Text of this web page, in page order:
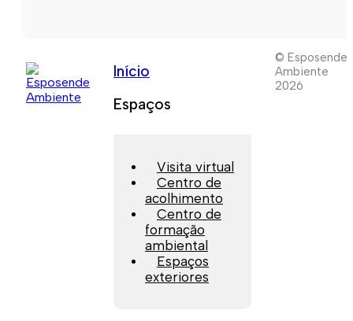
Início
Espaços
Visita virtual
Centro de
acolhimento
Centro de
formação
ambiental
Espaços
exteriores
© Esposende
Ambiente
2026